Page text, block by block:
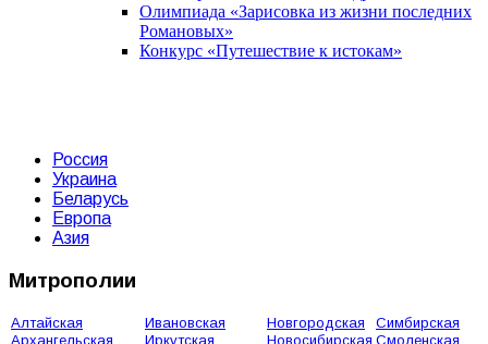
Олимпиада «Зарисовка из жизни последних
Романовых»
Конкурс «Путешествие к истокам»
Россия
Украина
Беларусь
Европа
Азия
Митрополии
Алтайская
Архангельская
Ивановская
Иркутская
Новгородская
Новосибирская
Симбирская
Смоленская